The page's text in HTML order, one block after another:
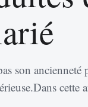
son ancienneté
cette